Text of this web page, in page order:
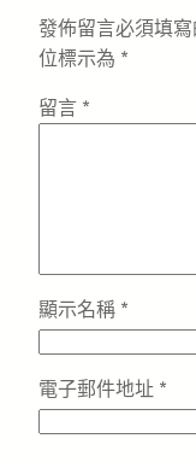
發佈留言必須填
位標示為 *
留言 *
顯示名稱 *
電子郵件地址 *